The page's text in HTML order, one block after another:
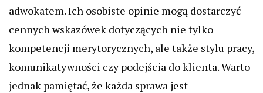
adwokatem. Ich osobiste opinie mogą dostarczyć
cennych wskazówek dotyczących nie tylko
kompetencji merytorycznych, ale także stylu pracy,
komunikatywności czy podejścia do klienta. Warto
jednak pamiętać, że każda sprawa jest